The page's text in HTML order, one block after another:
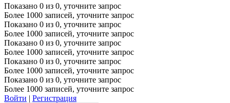
Показано 0 из 0, уточните запрос
Более 1000 записей, уточните запрос
Показано 0 из 0, уточните запрос
Более 1000 записей, уточните запрос
Показано 0 из 0, уточните запрос
Более 1000 записей, уточните запрос
Показано 0 из 0, уточните запрос
Более 1000 записей, уточните запрос
Показано 0 из 0, уточните запрос
Более 1000 записей, уточните запрос
Войти | Регистрация